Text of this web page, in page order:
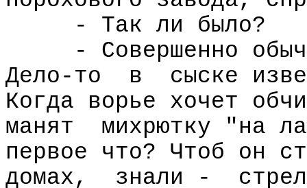
- Так ли было?
- Совершенно
Дело-то
в
сыске
Когда ворье хочет
манят
михрютку "на
первое что? Чтоб он
домах,
знали -